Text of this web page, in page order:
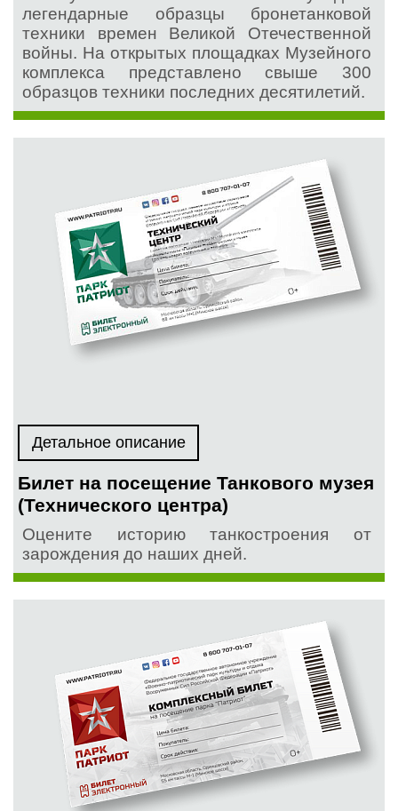
легендарные образцы бронетанковой
техники времен Великой Отечественной
войны. На открытых площадках Музейного
комплекса представлено свыше 300
образцов техники последних десятилетий.
Детальное описание
Билет на посещение Танкового музея
(Технического центра)
Оцените историю танкостроения от
зарождения до наших дней.